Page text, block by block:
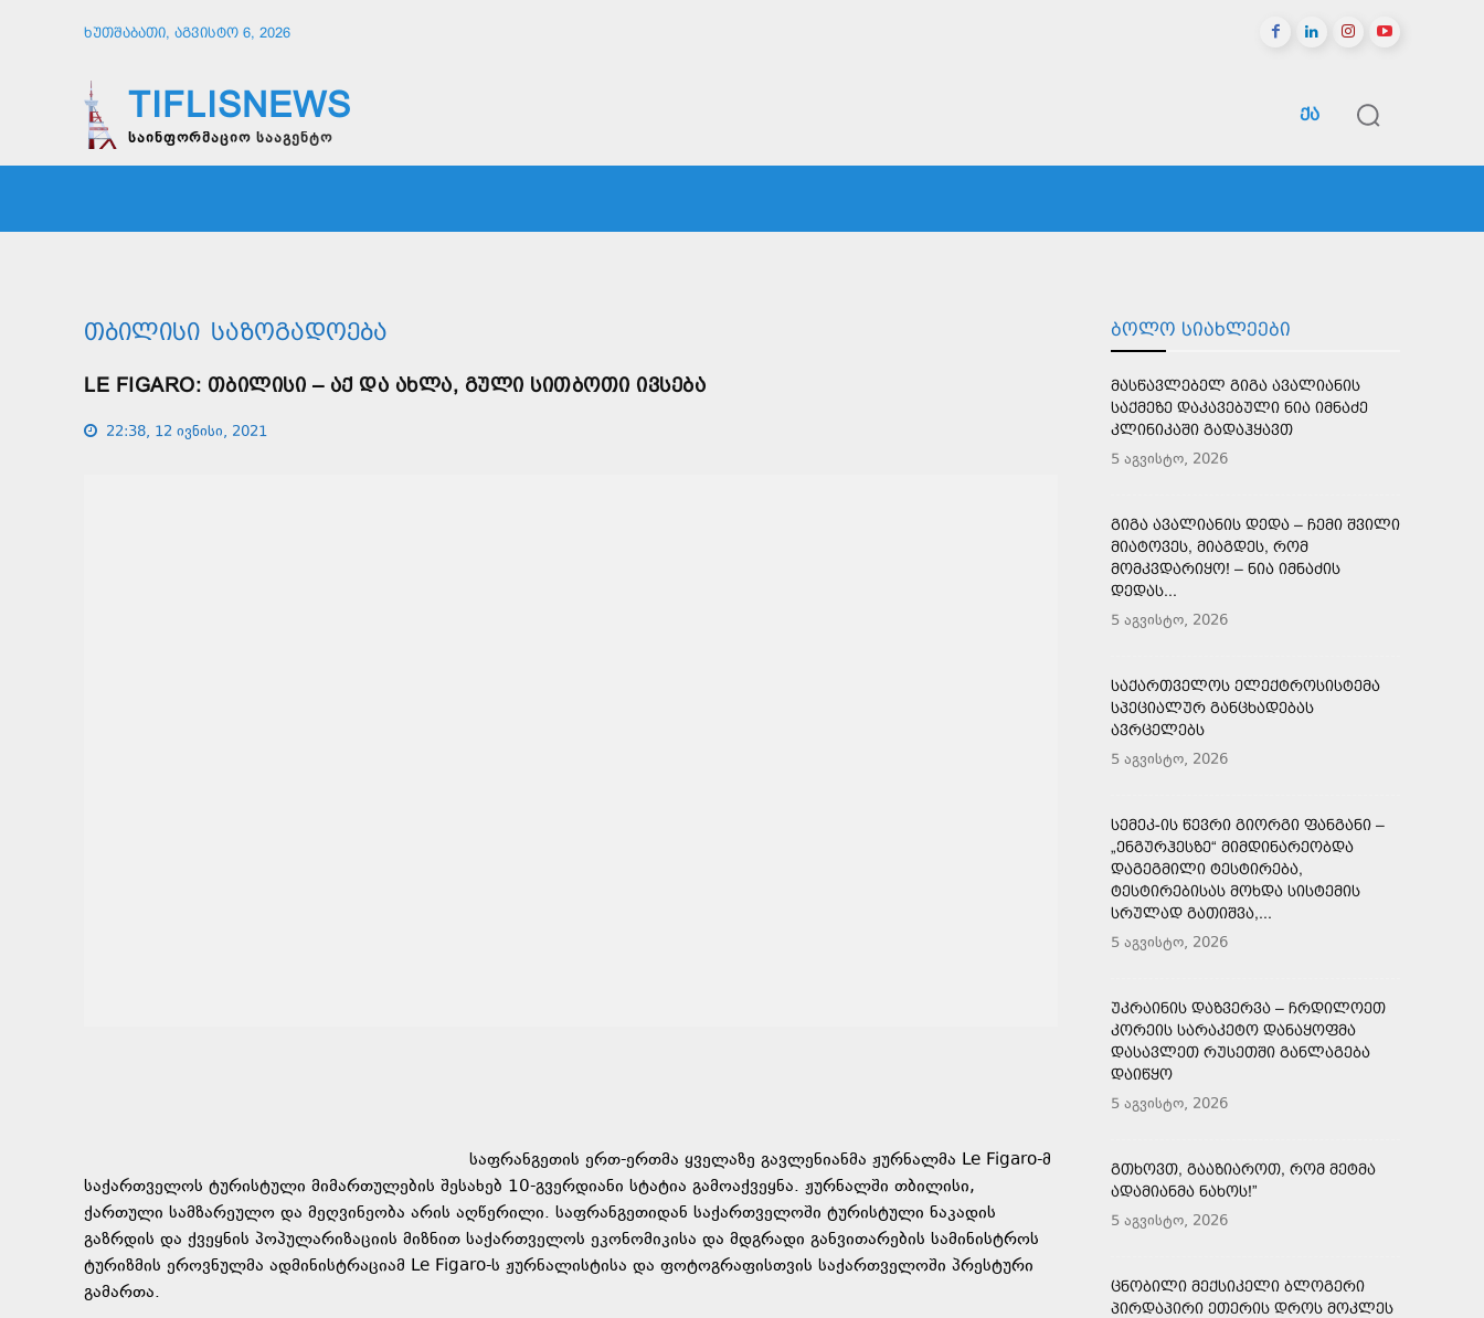
ᲮᲣᲗᲨᲐᲑᲐᲗᲘ, ᲐᲒᲕᲘᲡᲢᲝ 6, 2026
TIFLISNEWS
საინფორმაციო სააგენტო
ᲥᲐ
ᲗᲑᲘᲚᲘᲡᲘ ᲡᲐᲖᲝᲒᲐᲓᲝᲔᲑᲐ
LE FIGARO: ᲗᲑᲘᲚᲘᲡᲘ – ᲐᲥ ᲓᲐ ᲐᲮᲚᲐ, ᲒᲣᲚᲘ ᲡᲘᲗᲑᲝᲗᲘ ᲘᲕᲡᲔᲑᲐ
22:38, 12 ივნისი, 2021
საფრანგეთის ერთ-ერთმა ყველაზე გავლენიანმა ჟურნალმა Le Figaro-მ
საქართველოს ტურისტული მიმართულების შესახებ 10-გვერდიანი სტატია გამოაქვეყნა. ჟურნალში თბილისი,
ქართული სამზარეულო და მეღვინეობა არის აღწერილი. საფრანგეთიდან საქართველოში ტურისტული ნაკადის
გაზრდის და ქვეყნის პოპულარიზაციის მიზნით საქართველოს ეკონომიკისა და მდგრადი განვითარების სამინისტროს
ტურიზმის ეროვნულმა ადმინისტრაციამ Le Figaro-ს ჟურნალისტისა და ფოტოგრაფისთვის საქართველოში პრესტური
გამართა.
ᲑᲝᲚᲝ ᲡᲘᲐᲮᲚᲔᲔᲑᲘ
ᲛᲐᲡᲬᲐᲕᲚᲔᲑᲔᲚ ᲒᲘᲒᲐ ᲐᲕᲐᲚᲘᲐᲜᲘᲡ
ᲡᲐᲥᲛᲔᲖᲔ ᲓᲐᲙᲐᲕᲔᲑᲣᲚᲘ ᲜᲘᲐ ᲘᲛᲜᲐᲫᲔ
ᲙᲚᲘᲜᲘᲙᲐᲨᲘ ᲒᲐᲓᲐᲰᲧᲐᲕᲗ
5 აგვისტო, 2026
ᲒᲘᲒᲐ ᲐᲕᲐᲚᲘᲐᲜᲘᲡ ᲓᲔᲓᲐ – ᲩᲔᲛᲘ ᲨᲕᲘᲚᲘ
ᲛᲘᲐᲢᲝᲕᲔᲡ, ᲛᲘᲐᲒᲓᲔᲡ, ᲠᲝᲛ
ᲛᲝᲛᲙᲕᲓᲐᲠᲘᲧᲝ! – ᲜᲘᲐ ᲘᲛᲜᲐᲫᲘᲡ
ᲓᲔᲓᲐᲡ...
5 აგვისტო, 2026
ᲡᲐᲥᲐᲠᲗᲕᲔᲚᲝᲡ ᲔᲚᲔᲥᲢᲠᲝᲡᲘᲡᲢᲔᲛᲐ
ᲡᲞᲔᲪᲘᲐᲚᲣᲠ ᲒᲐᲜᲪᲮᲐᲓᲔᲑᲐᲡ
ᲐᲕᲠᲪᲔᲚᲔᲑᲡ
5 აგვისტო, 2026
ᲡᲔᲛᲔᲙ-ᲘᲡ ᲬᲔᲕᲠᲘ ᲒᲘᲝᲠᲒᲘ ᲤᲐᲜᲒᲐᲜᲘ –
„ᲔᲜᲒᲣᲠᲰᲔᲡᲖᲔ“ ᲛᲘᲛᲓᲘᲜᲐᲠᲔᲝᲑᲓᲐ
ᲓᲐᲒᲔᲒᲛᲘᲚᲘ ᲢᲔᲡᲢᲘᲠᲔᲑᲐ,
ᲢᲔᲡᲢᲘᲠᲔᲑᲘᲡᲐᲡ ᲛᲝᲮᲓᲐ ᲡᲘᲡᲢᲔᲛᲘᲡ
ᲡᲠᲣᲚᲐᲓ ᲒᲐᲗᲘᲨᲕᲐ,...
5 აგვისტო, 2026
ᲣᲙᲠᲐᲘᲜᲘᲡ ᲓᲐᲖᲕᲔᲠᲕᲐ – ᲩᲠᲓᲘᲚᲝᲔᲗ
ᲙᲝᲠᲔᲘᲡ ᲡᲐᲠᲐᲙᲔᲢᲝ ᲓᲐᲜᲐᲧᲝᲤᲛᲐ
ᲓᲐᲡᲐᲕᲚᲔᲗ ᲠᲣᲡᲔᲗᲨᲘ ᲒᲐᲜᲚᲐᲒᲔᲑᲐ
ᲓᲐᲘᲬᲧᲝ
5 აგვისტო, 2026
ᲒᲗᲮᲝᲕᲗ, ᲒᲐᲐᲖᲘᲐᲠᲝᲗ, ᲠᲝᲛ ᲛᲔᲢᲛᲐ
ᲐᲓᲐᲛᲘᲐᲜᲛᲐ ᲜᲐᲮᲝᲡ!”
5 აგვისტო, 2026
ᲪᲜᲝᲑᲘᲚᲘ ᲛᲔᲥᲡᲘᲙᲔᲚᲘ ᲑᲚᲝᲒᲔᲠᲘ
ᲞᲘᲠᲓᲐᲞᲘᲠᲘ ᲔᲗᲔᲠᲘᲡ ᲓᲠᲝᲡ ᲛᲝᲙᲚᲔᲡ